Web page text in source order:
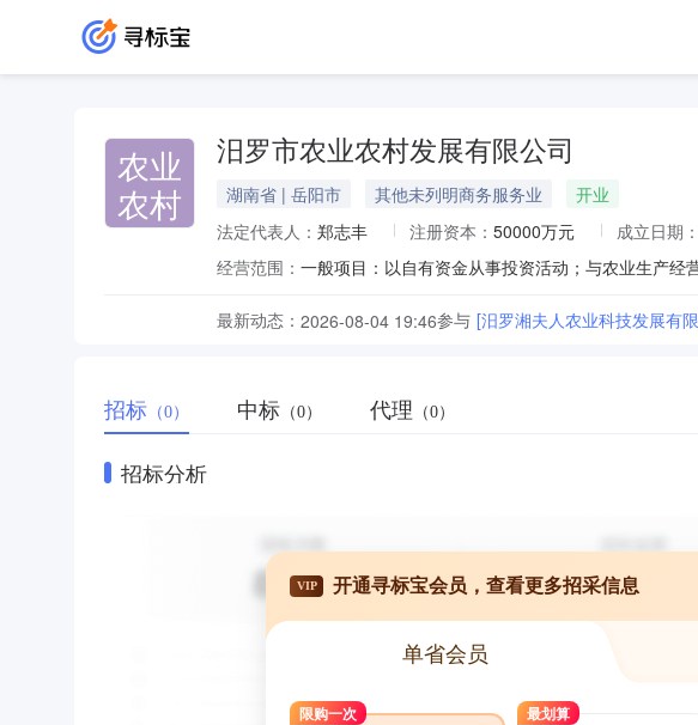
农业
农村
汨罗市农业农村发展有限公司
湖南省 | 岳阳市 其他未列明商务服务业
开业
法定代表人： 郑志丰 注册资本： 50000万元 成立日期：
经营范围：
最新动态： 2026-08-04 19:46参与 [汨罗湘夫人农业科技发展有
招标 （0） 中标 （0） 代理 （0）
招标分析
VIP 开通寻标宝会员，查看更多招采信息
单省会员
限购一次 最划算